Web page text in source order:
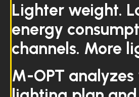
Lighter weight.
energy
channels. More
M-OPT analyzes